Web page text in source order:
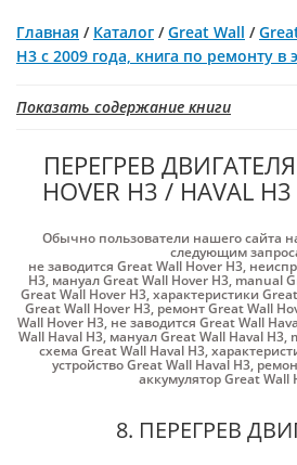
Главная / Каталог /Great Wall /
H3 с 2009 года, книга по ремонту
Показать содержание книги
ПЕРЕГРЕВ ДВИГАТЕЛЯ
HOVER H3 / HAVAL
Обычно пользователи нашего сайта
следующим
не заводится Great Wall Hover H3,
H3, мануал Great Wall Hover H3, manual
Great Wall Hover H3,характеристики
Great Wall Hover H3, ремонт Great Wall
Wall Hover H3, не заводится Great Wall
Wall Haval H3, мануал Great Wall Haval H3,
схема Great Wall Haval H3,
устройство Great Wall Haval H3,
аккумулятор Great Wall
8. ПЕРЕГРЕВ